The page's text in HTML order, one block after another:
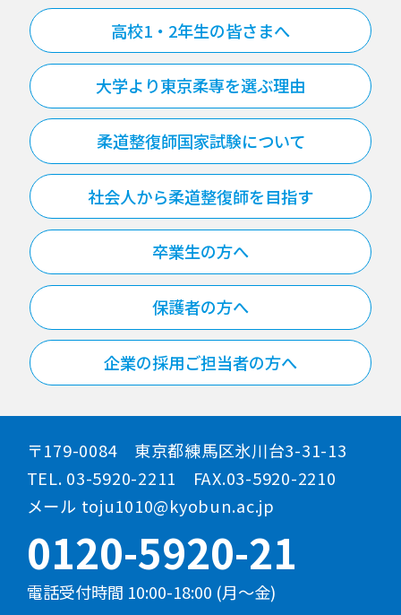
高校1・2年生の皆さまへ
大学より東京柔専を選ぶ理由
柔道整復師国家試験について
社会人から柔道整復師を目指す
卒業生の方へ
保護者の方へ
企業の採用ご担当者の方へ
〒179-0084 東京都練馬区氷川台3-31-13
TEL. 03-5920-2211 FAX.03-5920-2210
メール toju1010@kyobun.ac.jp
0120-5920-21
電話受付時間 10:00-18:00 (月～金)